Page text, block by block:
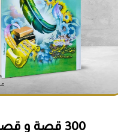
300 قصة و